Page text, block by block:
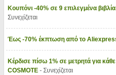
Κουπόνι -40% σε 9 επιλεγμένα
Συνεχίζεται
Έως -70% έκπτωση από το
Κέρδισε πίσω 1% σε μετρητά για
COSMOTE - Συνεχίζεται